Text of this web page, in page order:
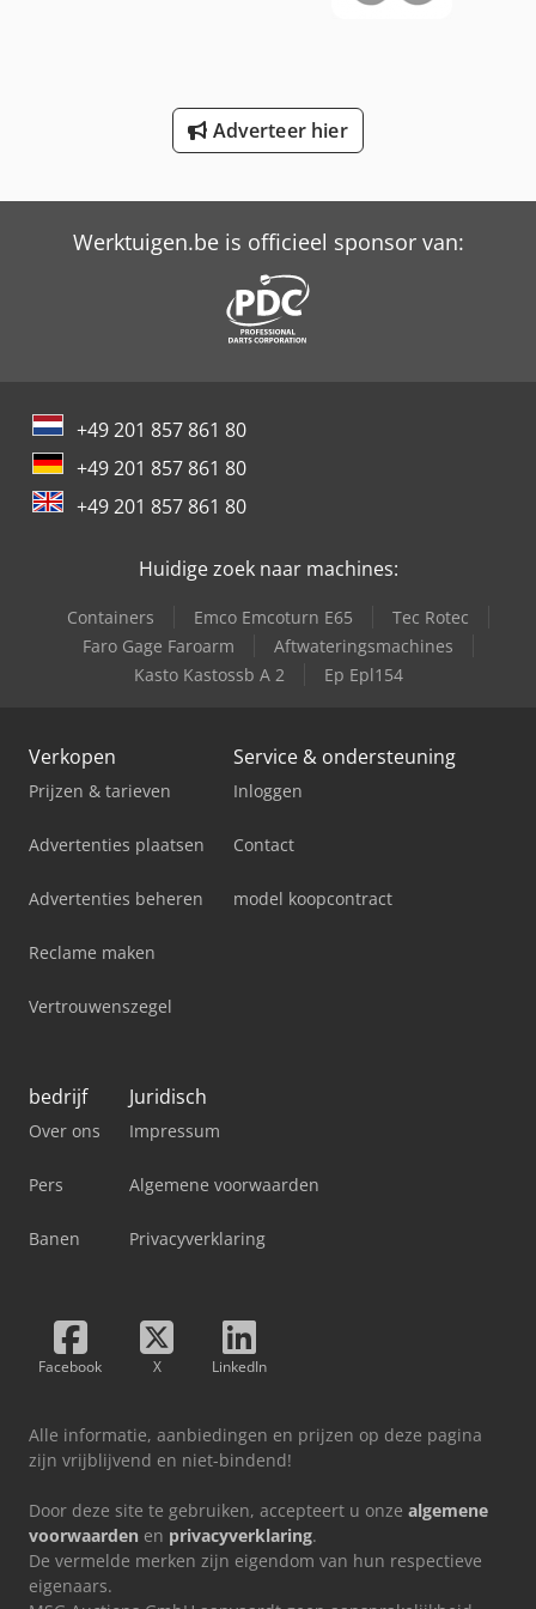
Adverteer hier
Werktuigen.be is officieel sponsor van:
+49 201 857 861 80
+49 201 857 861 80
+49 201 857 861 80
Huidige zoek naar machines:
Containers Emco Emcoturn E65
Tec Rotec
Faro Gage Faroarm
Aftwateringsmachines
Kasto Kastossb A 2
Ep Epl154
Verkopen
Prijzen & tarieven
Advertenties plaatsen
Advertenties beheren
Reclame maken
Vertrouwenszegel
Service & ondersteuning
Inloggen
Contact
model koopcontract
bedrijf
Over ons
Pers
Banen
Juridisch
Impressum
Algemene voorwaarden
Privacyverklaring
Facebook X LinkedIn
Alle informatie, aanbiedingen en prijzen op deze pagina
zijn vrijblijvend en niet-bindend!
Door deze site te gebruiken, accepteert u onze algemene
voorwaarden en privacyverklaring.
De vermelde merken zijn eigendom van hun respectieve
eigenaars.